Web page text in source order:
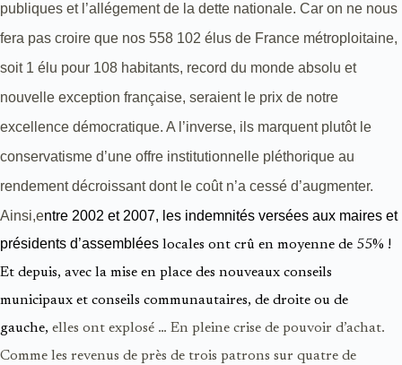
publiques et l’allégement de la dette nationale. Car on ne nous
fera pas croire que nos 558 102 élus de France métroploitaine,
soit 1 élu pour 108 habitants, record du monde absolu et
nouvelle exception française, seraient le prix de notre
excellence démocratique. A l’inverse, ils marquent plutôt le
conservatisme d’une offre institutionnelle pléthorique au
rendement décroissant dont le coût n’a cessé d’augmenter.
Ainsi,entre 2002 et 2007, les indemnités versées aux maires et
présidents d’assemblées locales ont crû en moyenne de 55% !
Et depuis, avec la mise en place des nouveaux conseils
municipaux et conseils communautaires, de droite ou de
gauche, elles ont explosé … En pleine crise de pouvoir d’achat.
Comme les revenus de près de trois patrons sur quatre de